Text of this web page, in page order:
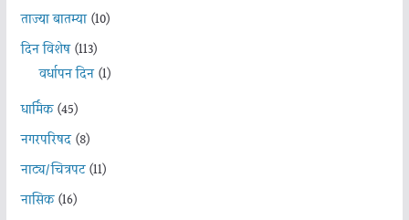
ताज्या बातम्या(10)
दिन विशेष(113)
वर्धापन दिन(1)
धार्मिक(45)
नगरपरिषद(8)
नाट्य/चित्रपट(11)
नासिक(16)